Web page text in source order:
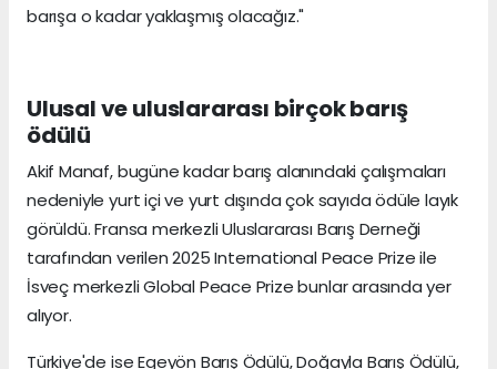
barışa o kadar yaklaşmış olacağız."
Ulusal ve uluslararası birçok barış
ödülü
Akif Manaf, bugüne kadar barış alanındaki çalışmaları
nedeniyle yurt içi ve yurt dışında çok sayıda ödüle layık
görüldü. Fransa merkezli Uluslararası Barış Derneği
tarafından verilen 2025 International Peace Prize ile
İsveç merkezli Global Peace Prize bunlar arasında yer
alıyor.
Türkiye'de ise Egeyön Barış Ödülü, Doğayla Barış Ödülü,